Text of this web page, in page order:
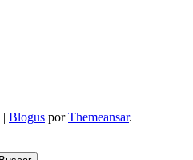
| Blogus porThemeansar.